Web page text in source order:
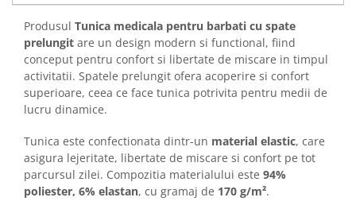
Formulare tipizate
Caiete si blocnotesuri
personalizate
Stampile, tusiere si tus
Protectia muncii si Imbracaminte
Tricouri
Bluze & Pulovere
Camasi
Produsul Tunica medicala pentru barbati cu spate
prelungit are un design modern si functional, fiind
conceput pentru confort si libertate de miscare in timpul
activitatii. Spatele prelungit ofera acoperire si confort
superioare, ceea ce face tunica potrivita pentru medii de
lucru dinamice.
Tunica este confectionata dintr-un material elastic, care
asigura lejeritate, libertate de miscare si confort pe tot
parcursul zilei. Compozitia materialului este 94%
poliester, 6% elastan, cu gramaj de 170 g/m².